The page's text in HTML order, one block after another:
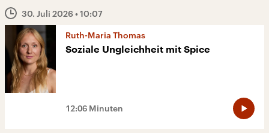
30. Juli 2026• 10:07
Ruth-Maria Thomas
Soziale Ungleichheit mit Spice
12:06 Minuten